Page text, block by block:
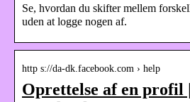
Se, hvordan du skifter mellem
uden at logge nogen af.
http s://da-dk.facebook.com › help
Oprettelse af en